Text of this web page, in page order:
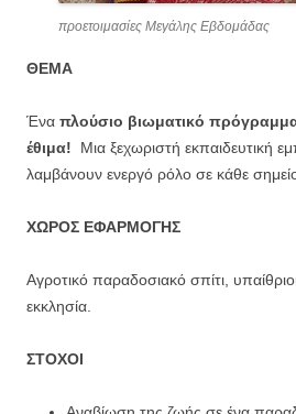
προετοιμασίες Μεγάλης Εβδομάδας
ΘΕΜΑ
Ένα πλούσιο βιωματικό
έθιμα! Μια ξεχωριστή εκπαιδευτική
λαμβάνουν ενεργό ρόλο σε κάθε
ΧΩΡΟΣ ΕΦΑΡΜΟΓΗΣ
Αγροτικό παραδοσιακό σπίτι,
εκκλησία.
ΣΤΟΧΟΙ